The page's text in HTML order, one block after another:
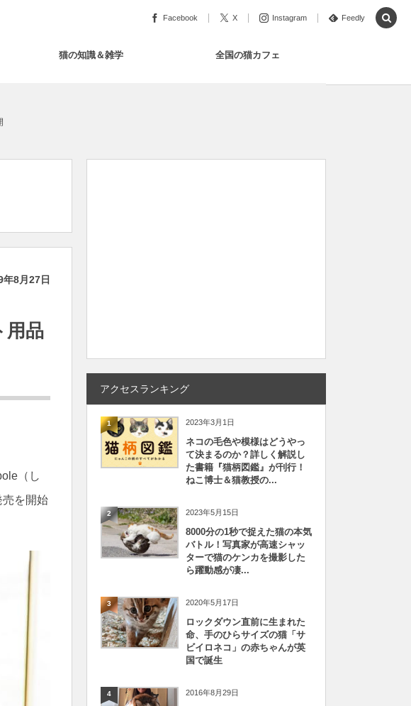
Facebook X Instagram Feedly
猫の知識＆雑学 全国の猫カフェ
年8月27日
用品
（し
売を開始
アクセスランキング
1 2023年3月1日
ネコの毛色や模様はどうやっ
て決まるのか？詳しく解説し
た書籍『猫柄図鑑』が刊行！
ねこ博士＆猫教授の...
2 2023年5月15日
8000分の1秒で捉えた猫の本気
バトル！写真家が高速シャッ
ターで猫のケンカを撮影した
ら躍動感が凄...
3 2020年5月17日
ロックダウン直前に生まれた
命、手のひらサイズの猫「サ
ビイロネコ」の赤ちゃんが英
国で誕生
4 2016年8月29日